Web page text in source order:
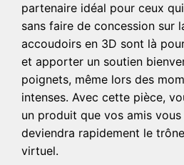
partenaire idéal pour ceux
sans faire de concession sur
accoudoirs en 3D sont là
et apporter un soutien
poignets, même lors des
intenses. Avec cette pièce,
un produit que vos amis
deviendra rapidement le
virtuel.